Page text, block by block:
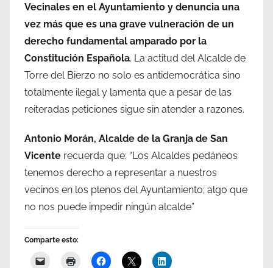
Vecinales en el Ayuntamiento y denuncia una
vez más que es una grave vulneración de un
derecho fundamental amparado por la
Constitución Española. La actitud del Alcalde de
Torre del Bierzo no solo es antidemocrática sino
totalmente ilegal y lamenta que a pesar de las
reiteradas peticiones sigue sin atender a razones.
Antonio Morán, Alcalde de la Granja de San
Vicente recuerda que: “Los Alcaldes pedáneos
tenemos derecho a representar a nuestros
vecinos en los plenos del Ayuntamiento; algo que
no nos puede impedir ningún alcalde”
Comparte esto: